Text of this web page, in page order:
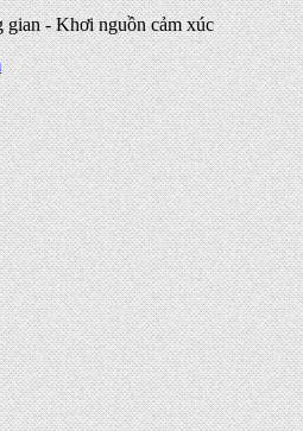
gian - Khơi nguồn cảm xúc